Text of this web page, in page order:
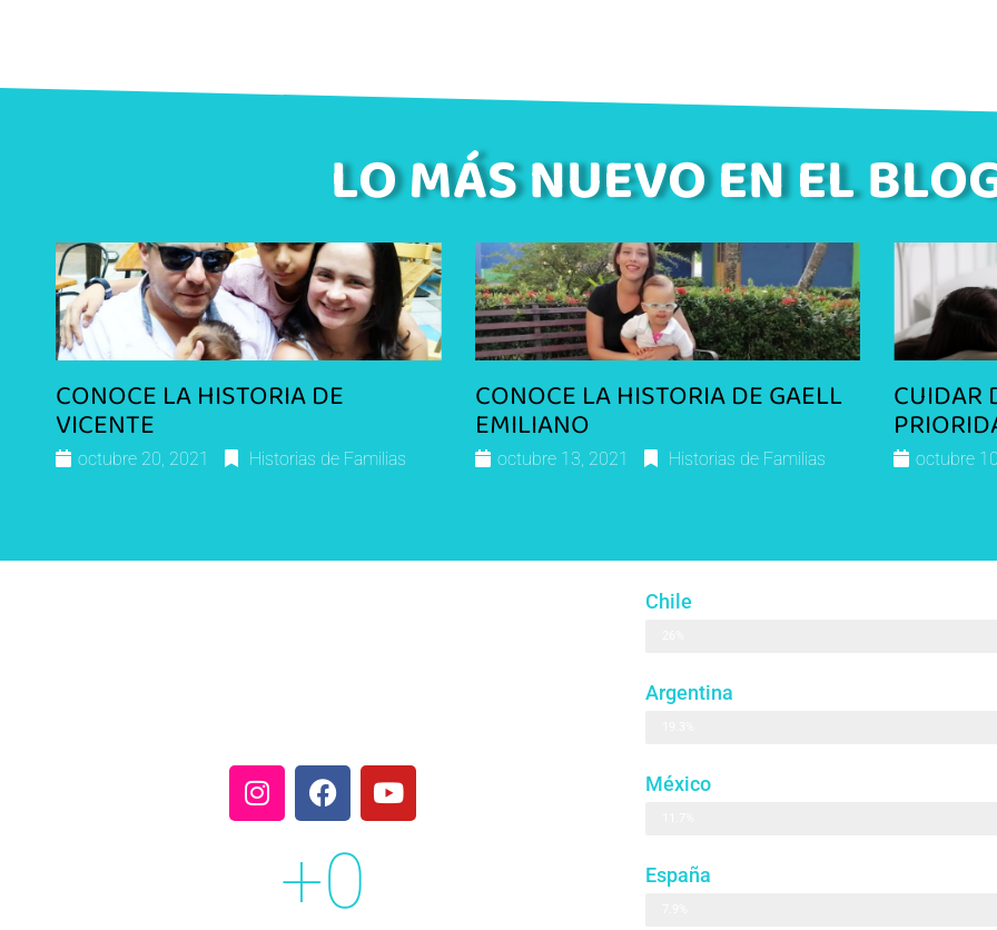
LO MÁS NUEVO EN EL
CONOCE LA HISTORIA DE
VICENTE
octubre 20, 2021 Historias de Familias
CONOCE LA HISTORIA DE GAELL
EMILIANO
octubre 13, 2021 Historias de Familias
CUIDAR
octubre
+0
Chile
Argentina
México
España